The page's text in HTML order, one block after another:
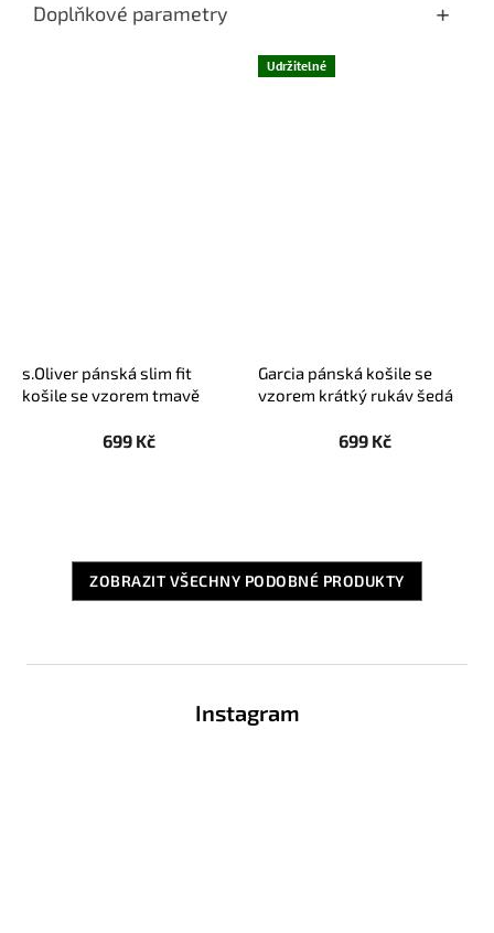
Doplňkové parametry
s.Oliver pánská slim fit
košile se vzorem tmavě
699 Kč
Udržitelné
Garcia pánská košile se
vzorem krátký rukáv šedá
699 Kč
ZOBRAZIT VŠECHNY PODOBNÉ PRODUKTY
Instagram